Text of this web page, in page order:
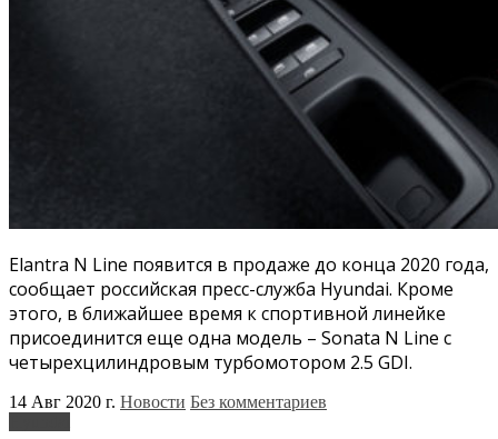
Elantra N Line появится в продаже до конца 2020 года,
сообщает российская пресс-служба Hyundai. Кроме
этого, в ближайшее время к спортивной линейке
присоединится еще одна модель – Sonata N Line с
четырехцилиндровым турбомотором 2.5 GDI.
14 Авг 2020 г. Новости Без комментариев